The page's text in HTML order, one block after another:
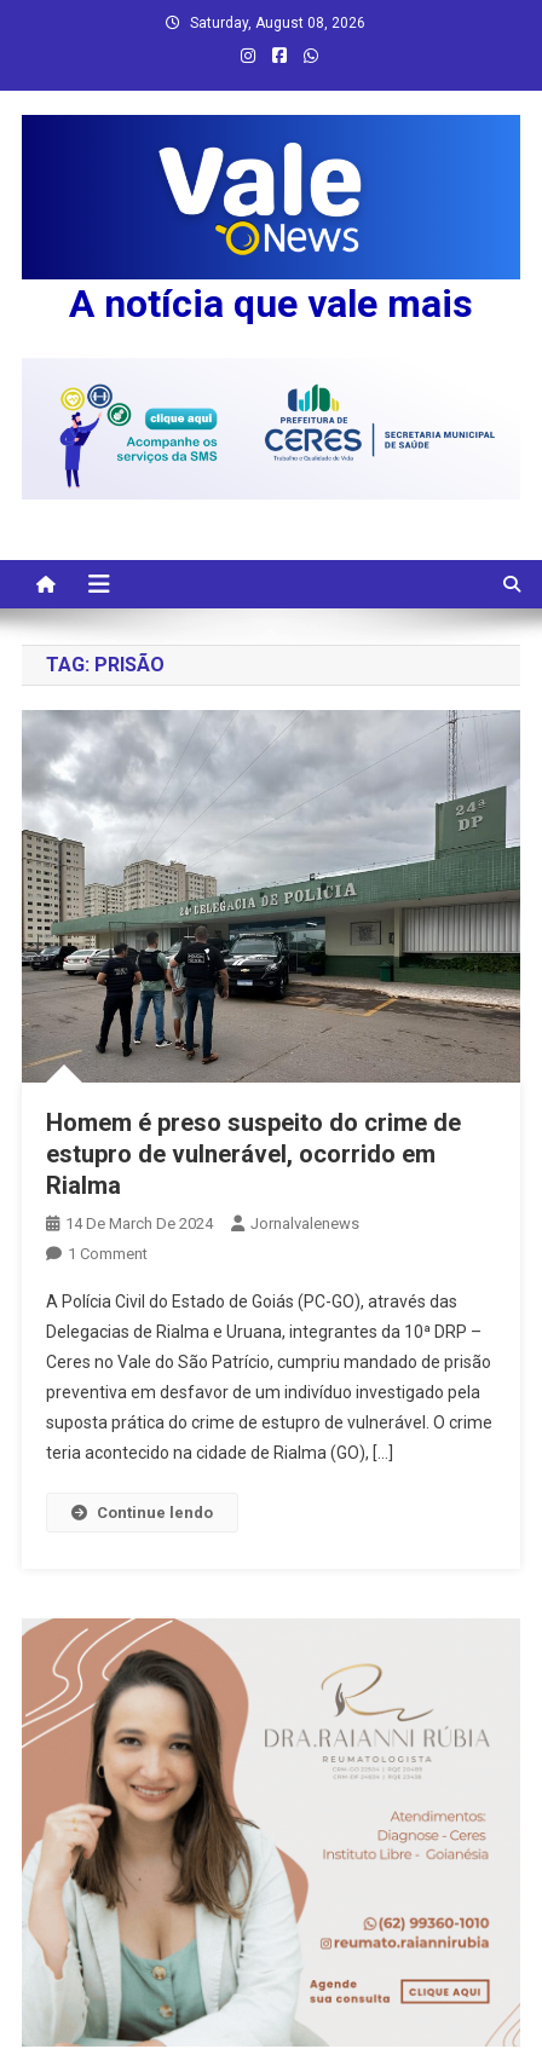
Saturday, August 08, 2026
A notícia que vale mais
TAG: PRISÃO
Homem é preso suspeito do crime de
estupro de vulnerável, ocorrido em
Rialma
14 De March De 2024
Jornalvalenews
1 CommentOn
É
Preso
Suspeito
Do
Crime
De
Rialma
A Polícia Civil do Estado de Goiás (PC-GO), através das
Delegacias de Rialma e Uruana, integrantes da 10ª DRP –
Ceres no Vale do São Patrício, cumpriu mandado de prisão
preventiva em desfavor de um indivíduo investigado pela
suposta prática do crime de estupro de vulnerável. O crime
teria acontecido na cidade de Rialma (GO), […]
Continue lendo